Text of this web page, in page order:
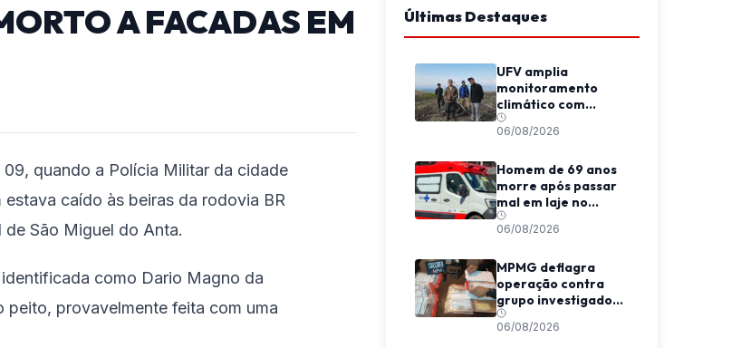
A FACADAS EM
quando a Polícia Militar da cidade
caído às beiras da rodovia BR
São Miguel do Anta.
como Dario Magno da
peito, provavelmente feita com uma
Últimas Destaques
UFV amplia
monitoramento
climático com
expedição em
região vulcânica da
06/08/2026
Homem de 69 anos
morre após passar
mal em laje no
Centro de Viçosa
06/08/2026
MPMG deflagra
operação contra
grupo investigado
por fraudes
eletrônicas de R$
06/08/2026